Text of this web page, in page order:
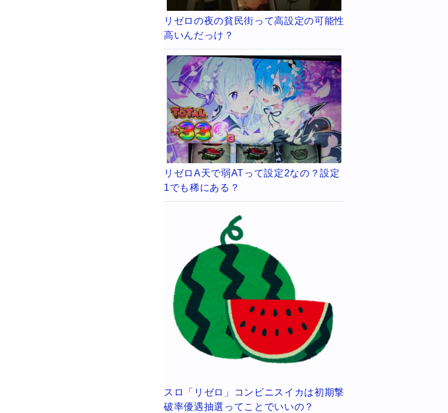
リゼロの夜の貧民街って高設定の可能性
高いんだっけ？
リゼロA天で弱ATって設定2なの？設定
1でも稀にある？
スロ「リゼロ」コンビニスイカは初期撃
破率優遇抽選ってことでいいの？